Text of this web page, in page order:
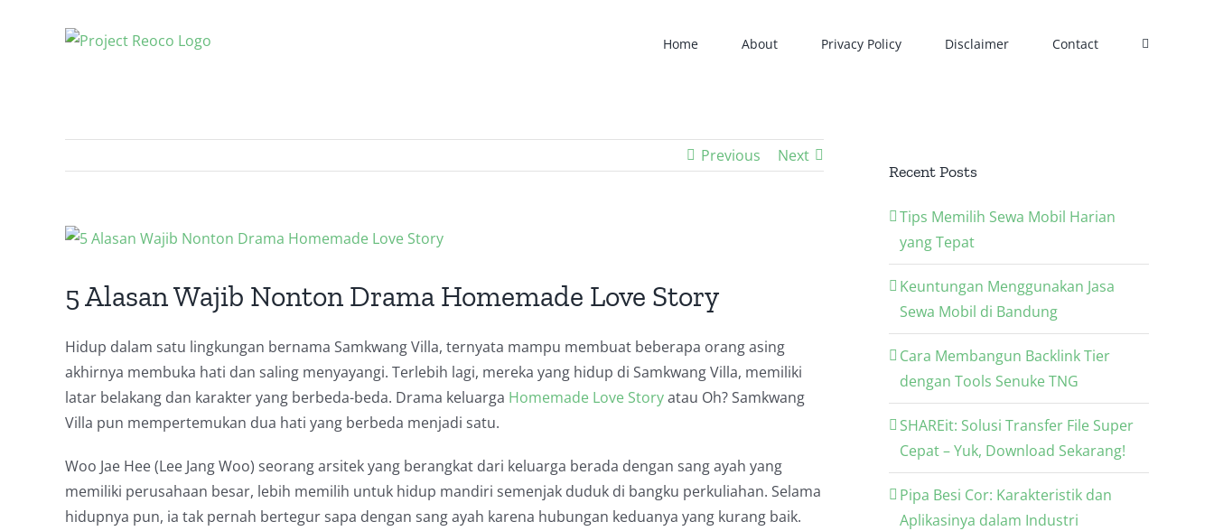
Home About Privacy Policy Disclaimer Contact
Previous Next
View
Image
5 Alasan Wajib Nonton Drama Homemade Love Story
Hidup dalam satu lingkungan bernama Samkwang Villa, ternyata mampu membuat beberapa orang asing
akhirnya membuka hati dan saling menyayangi. Terlebih lagi, mereka yang hidup di Samkwang Villa, memiliki
latar belakang dan karakter yang berbeda-beda. Drama keluarga Homemade Love Storyatau Oh? Samkwang
Villa pun mempertemukan dua hati yang berbeda menjadi satu.
Woo Jae Hee (Lee Jang Woo) seorang arsitek yang berangkat dari keluarga berada dengan sang ayah yang
memiliki perusahaan besar, lebih memilih untuk hidup mandiri semenjak duduk di bangku perkuliahan. Selama
hidupnya pun, ia tak pernah bertegur sapa dengan sang ayah karena hubungan keduanya yang kurang baik.
Recent Posts
Tips Memilih Sewa Mobil Harian
yang Tepat
Keuntungan Menggunakan Jasa
Sewa Mobil di Bandung
Cara Membangun Backlink Tier
dengan Tools Senuke TNG
SHAREit: Solusi Transfer File Super
Cepat – Yuk, Download Sekarang!
Pipa Besi Cor: Karakteristik dan
Aplikasinya dalam Industri